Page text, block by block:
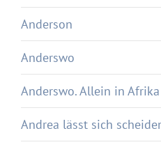
Anderson
Anderswo
Anderswo. Allein in Afrika
Andrea lässt sich